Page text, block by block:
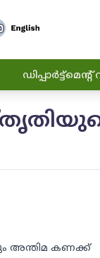
ഡിപ്പാർട്ട്മെന്റ്
അന്തിമ കണക്ക്